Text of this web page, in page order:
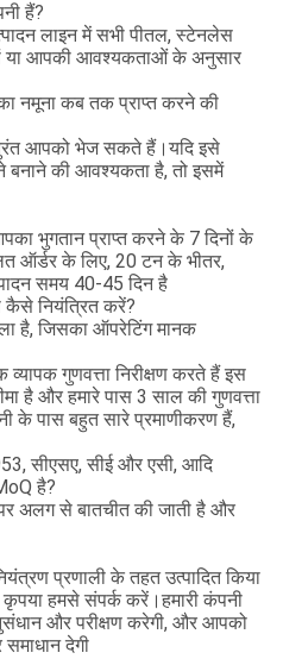
हैं?
लाइन में सभी पीतल, स्टेनलेस
या आपकी आवश्यकताओं के अनुसार
नमूना कब तक प्राप्त करने की
आपको भेज सकते हैं।यदि इसे
बनाने की आवश्यकता है, तो इसमें
भुगतान प्राप्त करने के 7 दिनों के
ऑर्डर के लिए, 20 टन के भीतर,
समय 40-45 दिन है
कैसे नियंत्रित करें?
है, जिसका ऑपरेटिंग मानक
गुणवत्ता निरीक्षण करते हैं इस
है और हमारे पास 3 साल की गुणवत्ता
के पास बहुत सारे प्रमाणीकरण हैं,
सीएसए, सीई और एसी, आदि
है?
अलग से बातचीत की जाती है और
प्रणाली के तहत उत्पादित किया
कृपया हमसे संपर्क करें।हमारी कंपनी
और परीक्षण करेगी, और आपको
देगी